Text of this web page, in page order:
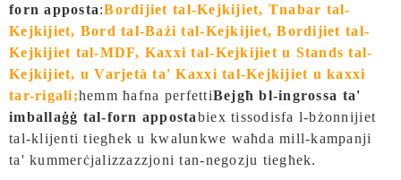
forn apposta:Bordijiet tal-Kejkijiet, Tnabar tal-
Kejkijiet, Bord tal-Bażi tal-Kejkijiet, Bordijiet tal-
Kejkijiet tal-MDF, Kaxxi tal-Kejkijiet u Stands tal-
Kejkijiet, u Varjetà ta' Kaxxi tal-Kejkijiet u kaxxi
tar-rigali;hemm ħafna perfettiBejgħ bl-ingrossa ta'
imballaġġ tal-forn appostabiex tissodisfa l-bżonnijiet
tal-klijenti tiegħek u kwalunkwe waħda mill-kampanji
ta' kummerċjalizzazzjoni tan-negozju tiegħek.